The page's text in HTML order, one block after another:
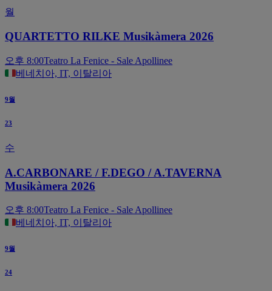
월
QUARTETTO RILKE Musikàmera 2026
오후 8:00Teatro La Fenice - Sale Apollinee
베네치아, IT, 이탈리아
9월
23
수
A.CARBONARE / F.DEGO / A.TAVERNA
Musikàmera 2026
오후 8:00Teatro La Fenice - Sale Apollinee
베네치아, IT, 이탈리아
9월
24